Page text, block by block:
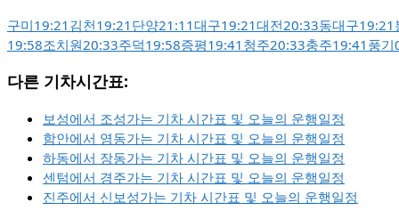
구미19:21 김천19:21 단양21:11대구19:21대전20:33동대구19:21
19:58조치원20:33주덕19:58증평19:41 청주20:33충주19:41 풍기
다른 기차시간표:
보성에서 조성가는 기차 시간표 및 오늘의 운행일정
함안에서 영동가는 기차 시간표 및 오늘의 운행일정
하동에서 장동가는 기차 시간표 및 오늘의 운행일정
센텀에서 경주가는 기차 시간표 및 오늘의 운행일정
진주에서 신보성가는 기차 시간표 및 오늘의 운행일정